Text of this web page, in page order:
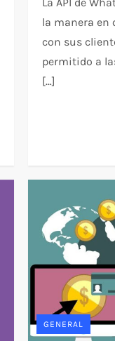
la manera en
con sus
permitido a
[…]
GENERAL